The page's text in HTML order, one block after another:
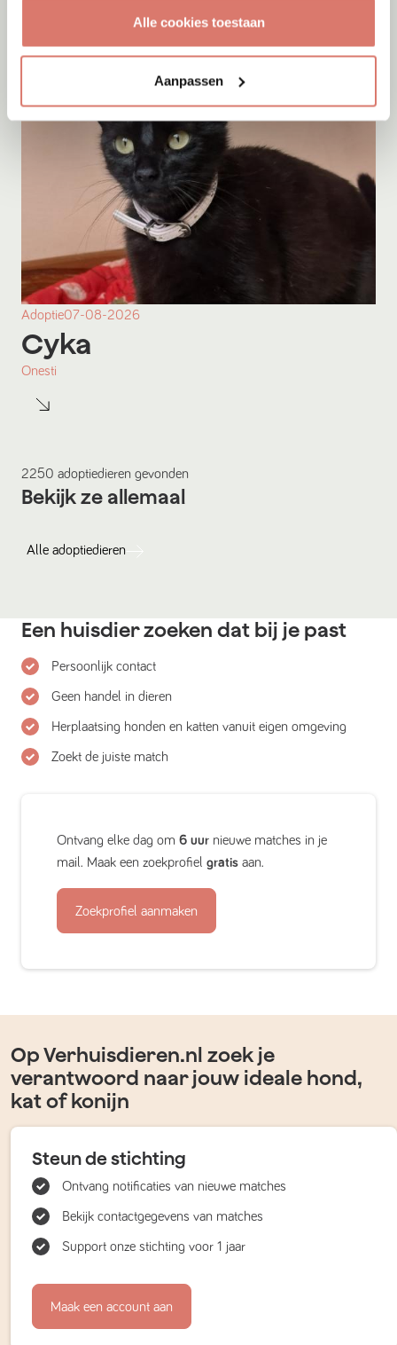
Alle cookies toestaan
Aanpassen
Adoptie07-08-2026
Cyka
Onesti
2250 adoptiedieren gevonden
Bekijk ze allemaal
Alle adoptiedieren
Een huisdier zoeken dat bij je past
Persoonlijk contact
Geen handel in dieren
Herplaatsing honden en katten vanuit eigen omgeving
Zoekt de juiste match
Ontvang elke dag om 6 uur nieuwe matches in je
mail. Maak een zoekprofiel gratis aan.
Zoekprofiel aanmaken
Op Verhuisdieren.nl zoek je
verantwoord naar jouw ideale hond,
kat of konijn
Steun de stichting
Ontvang notificaties van nieuwe matches
Bekijk contactgegevens van matches
Support onze stichting voor 1 jaar
Maak een account aan